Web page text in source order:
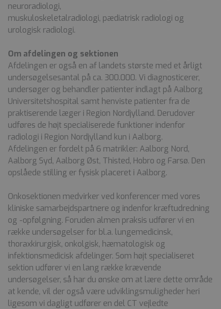
neuroradiologi,
muskuloskeletalradiologi, pædiatrisk radiologi og
urologisk radiologi.
Om afdelingen og sektionen
Afdelingen er også en af landets største med et årligt
undersøgelsesantal på ca. 300.000. Vi diagnosticerer,
undersøger og behandler patienter indlagt på Aalborg
Universitetshospital samt henviste patienter fra de
praktiserende læger i Region Nordjylland. Derudover
udføres de højt specialiserede funktioner indenfor
radiologi i Region Nordjylland kun i Aalborg.
Afdelingen er fordelt på 6 matrikler: Aalborg Nord,
Aalborg Syd, Aalborg Øst, Thisted, Hobro og Farsø. Den
opslåede stilling er fysisk placeret i Aalborg.
Onkosektionen medvirker ved konferencer med vores
kliniske samarbejdspartnere og indenfor kræftudredning
og -opfølgning. Foruden almen praksis udfører vi en
række undersøgelser for bl.a. lungemedicinsk,
thoraxkirurgisk, onkolgisk, hæmatologisk og
infektionsmedicisk afdelinger. Som højt specialiseret
sektion udfører vi en lang række krævende
undersøgelser, så har du ønske om at lære dette område
at kende, vil der også være udviklingsmuligheder heri
ligesom vi dagligt udfører en del CT vejledte